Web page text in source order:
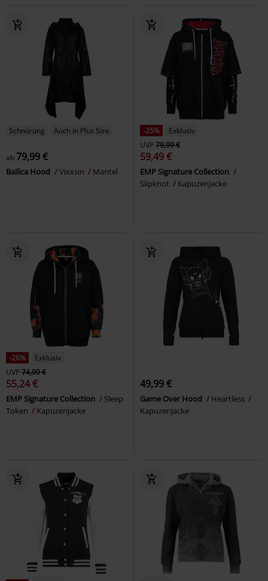
Schnürung Auch in Plus Size
ab 79,99 €
Bailica Hood Vixxsin Mantel
-25%
Exklusiv
UVP79,99 €
59,49 €
EMP Signature Collection
Slipknot
Kapuzenjacke
-26%
Exklusiv
UVP74,99 €
55,24 €
EMP Signature Collection
Sleep
Token
Kapuzenjacke
49,99 €
Game Over Hood
Heartless
Kapuzenjacke